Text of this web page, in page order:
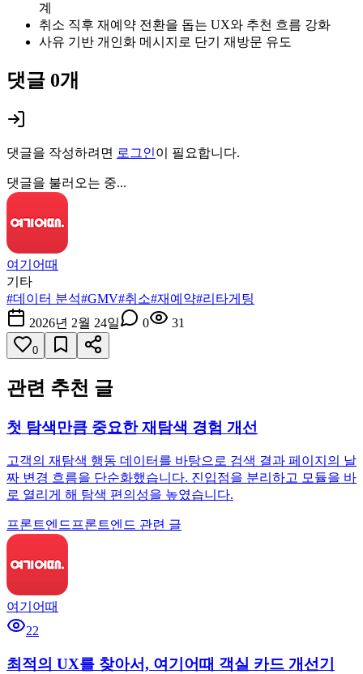
계
취소 직후 재예약 전환을 돕는 UX와 추천 흐름 강화
사유 기반 개인화 메시지로 단기 재방문 유도
댓글 0개
댓글을 작성하려면 로그인이 필요합니다.
댓글을 불러오는 중...
여기어때
기타
#데이터 분석#GMV#취소#재예약#리타게팅
2026년 2월 24일
0 31
0
관련 추천 글
첫 탐색만큼 중요한 재탐색 경험 개선
고객의 재탐색 행동 데이터를 바탕으로 검색 결과 페이지의 날
짜 변경 흐름을 단순화했습니다. 진입점을 분리하고 모듈을 바
로 열리게 해 탐색 편의성을 높였습니다.
프론트엔드프론트엔드 관련 글
여기어때
22
최적의 UX를 찾아서, 여기어때 객실 카드 개선기